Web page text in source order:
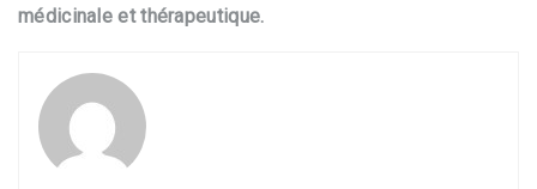
médicinale et thérapeutique.